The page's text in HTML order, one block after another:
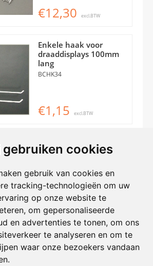
gebruiken cookies
gebruik van cookies en
tracking-technologieën om uw
op onze website te
om gepersonaliseerde
en advertenties te tonen, om ons
te analyseren en om te
waar onze bezoekers vandaan
€12,30 excl.BTW
Enkele haak voor
draaddisplays 100mm
lang
BCHK34
€1,15 excl.BTW
online
Max Planckstraat 4
6716 BE Ede, Nederland
+31(0)318 618 121
mail: info@shophouse.nl
ma t/m vr 09:00-17:00 uur